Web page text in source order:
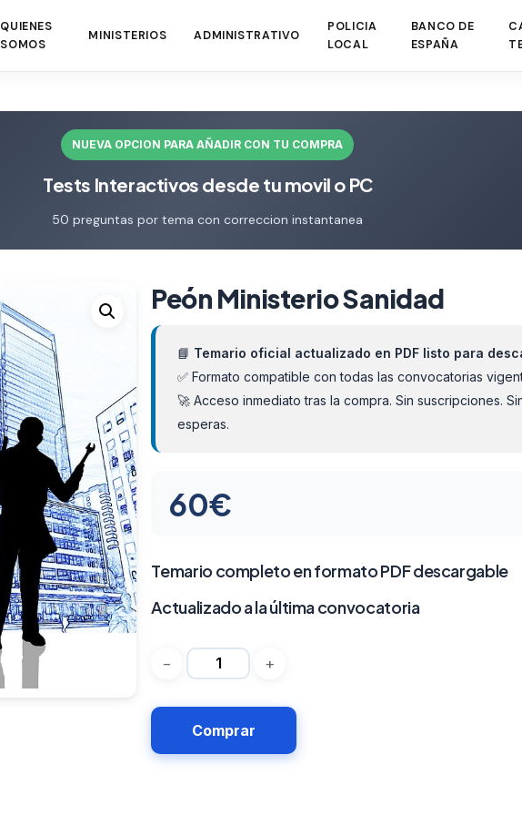
QUIENES
SOMOS
MINISTERIOS ADMINISTRATIVO
POLICIA
LOCAL
BANCO DE
ESPAÑA
NUEVA OPCION PARA AÑADIR CON TU COMPRA
Tests Interactivos desde tu movil o PC
50 preguntas por tema con correccion instantanea
Peón Ministerio Sanidad
📘 Temario oficial actualizado en PDF listo para
✅ Formato compatible con todas las convocatorias
🚀 Acceso inmediato tras la compra. Sin suscripciones.
esperas.
60€
Temario completo en formato PDF descargable
Actualizado a la última convocatoria
Comprar